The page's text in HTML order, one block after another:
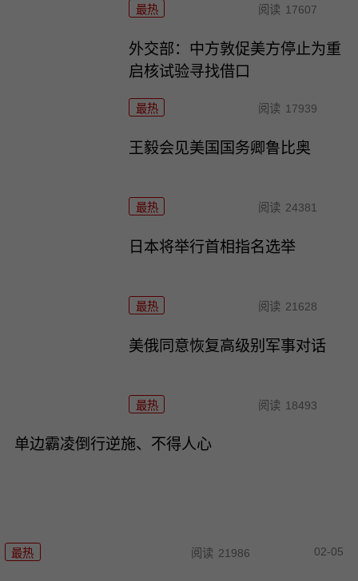
最热 阅读 17607
外交部：中方敦促美方停止为重
启核试验寻找借口
最热 阅读 17939
王毅会见美国国务卿鲁比奥
最热 阅读 24381
日本将举行首相指名选举
最热 阅读 21628
美俄同意恢复高级别军事对话
最热 阅读 18493
单边霸凌倒行逆施、不得人心
最热 阅读 21986 02-05